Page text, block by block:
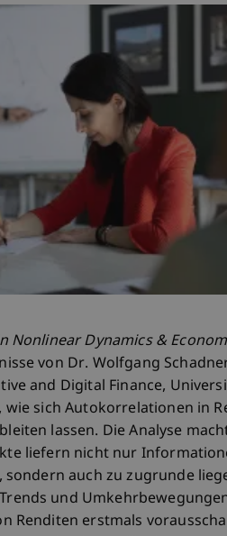
Nonlinear Dynamics &
von Dr. Wolfgang
and Digital Finance,
wie sich Autokorrelationen in
lassen. Die Analyse
liefern nicht nur
auch zu zugrunde
und
Renditen erstmals